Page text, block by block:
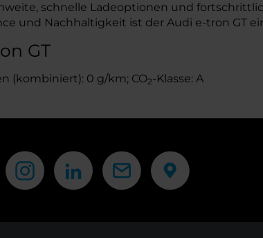
schnelle Ladeoptionen und
und Nachhaltigkeit ist der Audi e-tron GT
GT
(kombiniert): 0 g/km; CO2-Klasse: A